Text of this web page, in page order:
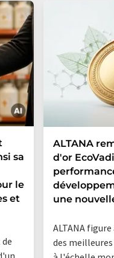
sa
le
et
ALTANA
d'or
une
ALTANA
des